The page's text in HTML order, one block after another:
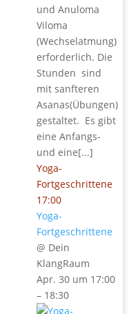
und Anuloma
Viloma
(Wechselatmung)
erforderlich. Die
Stunden sind
mit sanfteren
Asanas(Übungen)
gestaltet. Es gibt
eine Anfangs-
und eine[...]
Yoga-
Fortgeschrittene
17:00
Yoga-
Fortgeschrittene
@ Dein
KlangRaum
Apr. 30 um 17:00
– 18:30